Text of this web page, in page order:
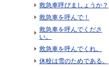
救急車呼びましょうか？
救急車を呼んで！
救急車を呼んでくださ
い。
救急車を呼んでくれ。
休校は雪のためである。